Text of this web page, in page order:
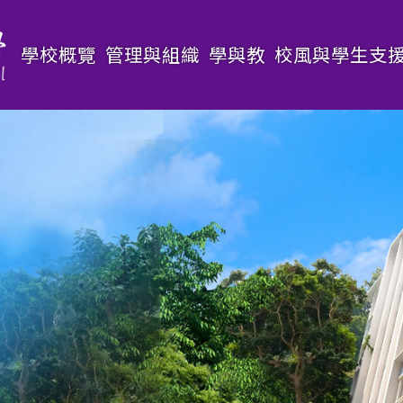
Main
navigation
學校概覽 管理與組織 學與教 校風與學生支